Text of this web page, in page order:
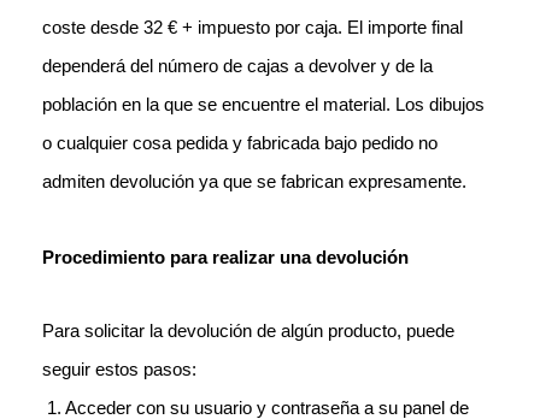
coste desde 32 € + impuesto por caja. El importe final
dependerá del número de cajas a devolver y de la
población en la que se encuentre el material. Los dibujos
o cualquier cosa pedida y fabricada bajo pedido no
admiten devolución ya que se fabrican expresamente.
Procedimiento para realizar una devolución
Para solicitar la devolución de algún producto, puede
seguir estos pasos:
1. Acceder con su usuario y contraseña a su panel de